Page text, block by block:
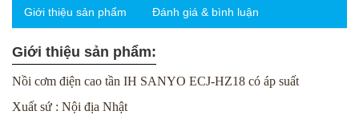
Giới thiệu sản phẩm Đánh giá & bình luận
Giới thiệu sản phẩm:
Nồi cơm điện cao tần IH SANYO ECJ-HZ18 có áp suất
Xuất sứ : Nội địa Nhật